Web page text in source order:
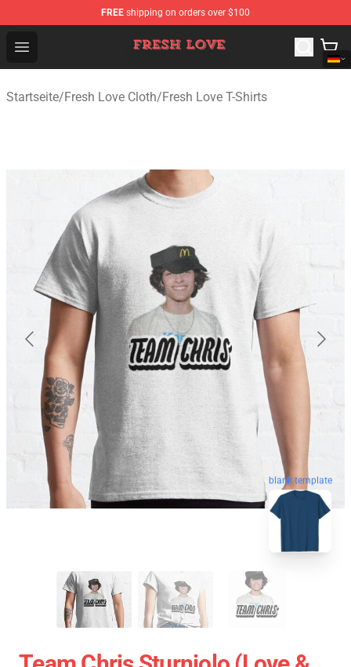
FREE shipping on orders over $100
Open menu
Fresh Love Store - Official Fresh Love Merchandise Shop
Startseite/Fresh Love Cloth/Fresh Love T-Shirts
blank template